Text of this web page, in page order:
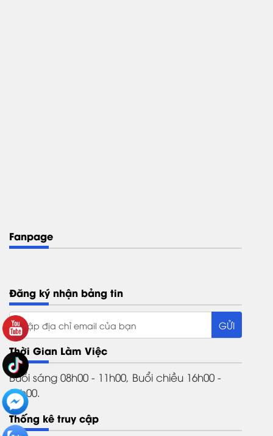
Fanpage
Đăng ký nhận bảng tin
Thời Gian Làm Việc
Buổi sáng 08h00 - 11h00, Buổi chiều 16h00 -
21h00.
Thống kê truy cập